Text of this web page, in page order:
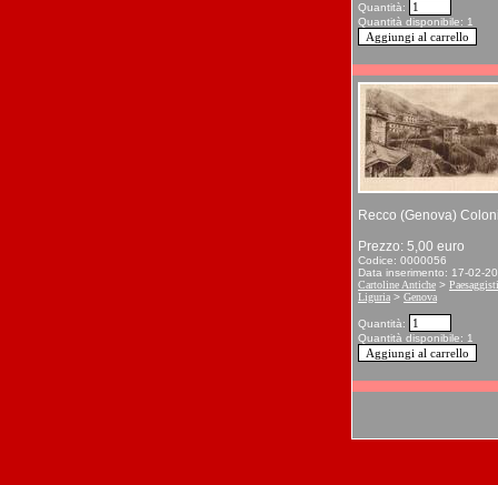
Quantità:
Quantità disponibile: 1
Recco (Genova)
Prezzo: 5,00 euro
Codice: 0000056
Data inserimento: 17-02-
Cartoline Antiche >
Liguria > Genova
Quantità:
Quantità disponibile: 1